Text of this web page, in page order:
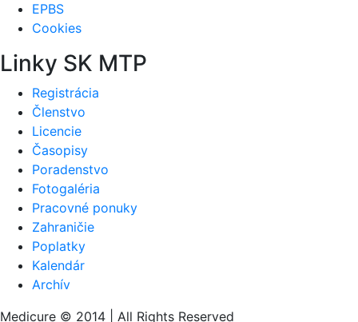
EPBS
Cookies
Linky SK MTP
Registrácia
Členstvo
Licencie
Časopisy
Poradenstvo
Fotogaléria
Pracovné ponuky
Zahraničie
Poplatky
Kalendár
Archív
Medicure © 2014 | All Rights Reserved